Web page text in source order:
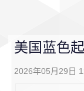
美国蓝色
2026年05月29日